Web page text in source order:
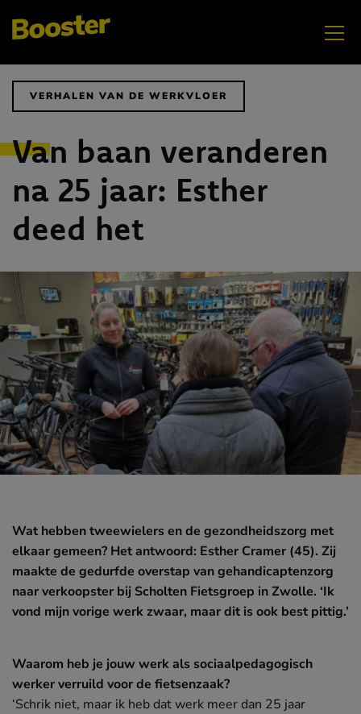
Salesmanager verkoopt nee
Unieke Chrysler Blackcruiser
‘Ik ben pas tevreden als mijn auto echt
uniek is’
Koning te rijk met VW Lupo
Booster magazine
Hét magazine voor iedereen die mee wil
gaan met de tijd en op de hoogte wil blijven
in het vak.
Powered by OOMT
VERHALEN VAN DE WERKVLOER
Van baan veranderen
na 25 jaar: Esther
deed het
Wat hebben tweewielers en de gezondheidszorg met
elkaar gemeen? Het antwoord: Esther Cramer (45). Zij
maakte de gedurfde overstap van gehandicaptenzorg
naar verkoopster bij Scholten Fietsgroep in Zwolle. ‘Ik
vond mijn vorige werk zwaar, maar dit is ook best pittig.’
Waarom heb je jouw werk als sociaalpedagogisch
werker verruild voor de fietsenzaak?
‘Schrik niet, maar ik heb dat werk meer dan 25 jaar